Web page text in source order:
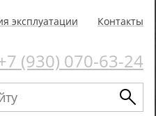
(930) 070-63-24
эксплуатации Контакты